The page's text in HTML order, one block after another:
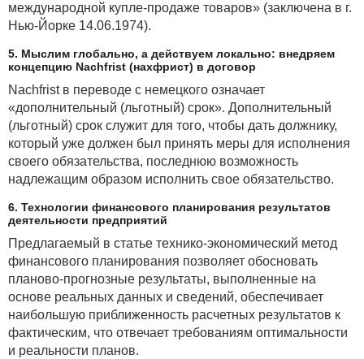
международной купле-продаже товаров» (заключена в г.
Нью-Йорке 14.06.1974).
5. Мыслим глобально, а действуем локально: внедряем
концепцию Nachfrist (нахфрист) в договор
Nachfrist в переводе с немецкого означает
«дополнительный (льготный) срок». Дополнительный
(льготный) срок служит для того, чтобы дать должнику,
который уже должен был принять меры для исполнения
своего обязательства, последнюю возможность
надлежащим образом исполнить свое обязательство.
6. Технологии финансового планирования результатов
деятельности предприятий
Предлагаемый в статье технико-экономический метод
финансового планирования позволяет обосновать
планово-прогнозные результаты, выполненные на
основе реальных данных и сведений, обеспечивает
наибольшую приближенность расчетных результатов к
фактическим, что отвечает требованиям оптимальности
и реальности планов.